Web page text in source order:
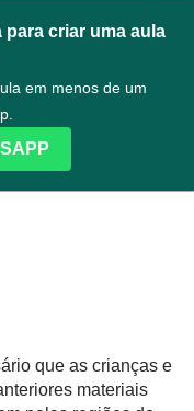
para criar uma aula
em menos de um
que as crianças e
materiais